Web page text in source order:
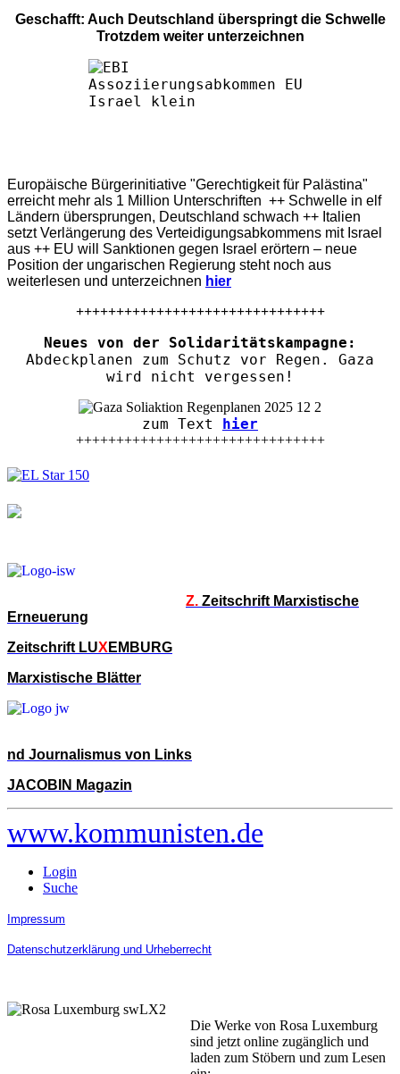
Geschafft: Auch Deutschland überspringt die Schwelle
Trotzdem weiter unterzeichnen
Europäische Bürgerinitiative "Gerechtigkeit für Palästina"
erreicht mehr als 1 Million Unterschriften ++ Schwelle in elf
Ländern übersprungen, Deutschland schwach ++ Italien
setzt Verlängerung des Verteidigungsabkommens mit Israel
aus ++ EU will Sanktionen gegen Israel erörtern – neue
Position der ungarischen Regierung steht noch aus
weiterlesen und unterzeichnen hier
+++++++++++++++++++++++++++++++
Neues von der Solidaritätskampagne:
Abdeckplanen zum Schutz vor Regen. Gaza
wird nicht vergessen!
zum Text hier
+++++++++++++++++++++++++++++++
Z. Zeitschrift Marxistische
Erneuerung
Zeitschrift LUX EMBURG
Marxistische Blätter
nd Journalismus von Links
JACOBIN Magazin
www.kommunisten.de
Login
Suche
Impressum
Datenschutzerklärung und Urheberrecht
Die Werke von Rosa Luxemburg
sind jetzt online zugänglich und
laden zum Stöbern und zum Lesen